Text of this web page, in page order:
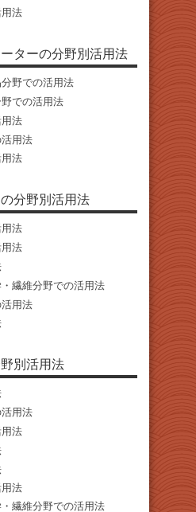
法
ターの分野別活用法
野での活用法
での活用法
法
用法
法
分野別活用法
法
法
繊維分野での活用法
用法
別活用法
用法
法
法
繊維分野での活用法